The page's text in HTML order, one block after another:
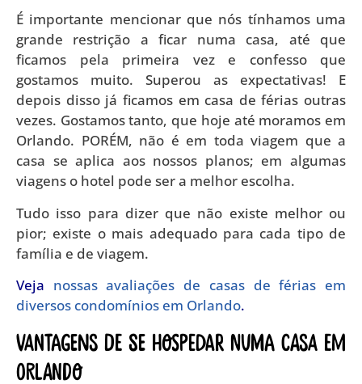
É importante mencionar que nós tínhamos uma
grande restrição a ficar numa casa, até que
ficamos pela primeira vez e confesso que
gostamos muito. Superou as expectativas! E
depois disso já ficamos em casa de férias outras
vezes. Gostamos tanto, que hoje até moramos em
Orlando. PORÉM, não é em toda viagem que a
casa se aplica aos nossos planos; em algumas
viagens o hotel pode ser a melhor escolha.
Tudo isso para dizer que não existe melhor ou
pior; existe o mais adequado para cada tipo de
família e de viagem.
Veja nossas avaliações de casas de férias em
diversos condomínios em Orlando.
Vantagens de se hospedar numa casa em
Orlando